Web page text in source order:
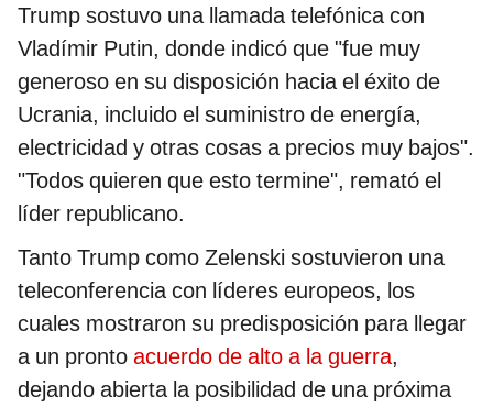
Trump sostuvo una llamada telefónica con
Vladímir Putin, donde indicó que "fue muy
generoso en su disposición hacia el éxito de
Ucrania, incluido el suministro de energía,
electricidad y otras cosas a precios muy bajos".
"Todos quieren que esto termine", remató el
líder republicano.
Tanto Trump como Zelenski sostuvieron una
teleconferencia con líderes europeos, los
cuales mostraron su predisposición para llegar
a un pronto acuerdo de alto a la guerra,
dejando abierta la posibilidad de una próxima